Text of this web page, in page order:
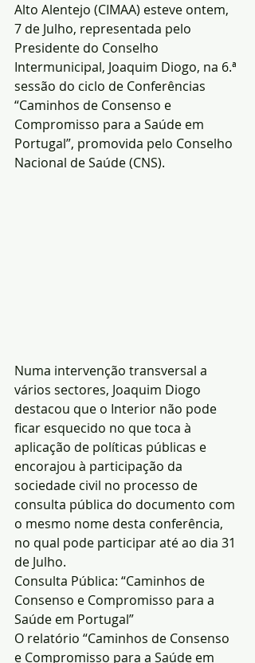
Alto Alentejo (CIMAA) esteve ontem,
7 de Julho, representada pelo
Presidente do Conselho
Intermunicipal, Joaquim Diogo, na 6.ª
sessão do ciclo de Conferências
“Caminhos de Consenso e
Compromisso para a Saúde em
Portugal”, promovida pelo Conselho
Nacional de Saúde (CNS).
Numa intervenção transversal a
vários sectores, Joaquim Diogo
destacou que o Interior não pode
ficar esquecido no que toca à
aplicação de políticas públicas e
encorajou à participação da
sociedade civil no processo de
consulta pública do documento com
o mesmo nome desta conferência,
no qual pode participar até ao dia 31
de Julho.
Consulta Pública: “Caminhos de
Consenso e Compromisso para a
Saúde em Portugal”
O relatório “Caminhos de Consenso
e Compromisso para a Saúde em